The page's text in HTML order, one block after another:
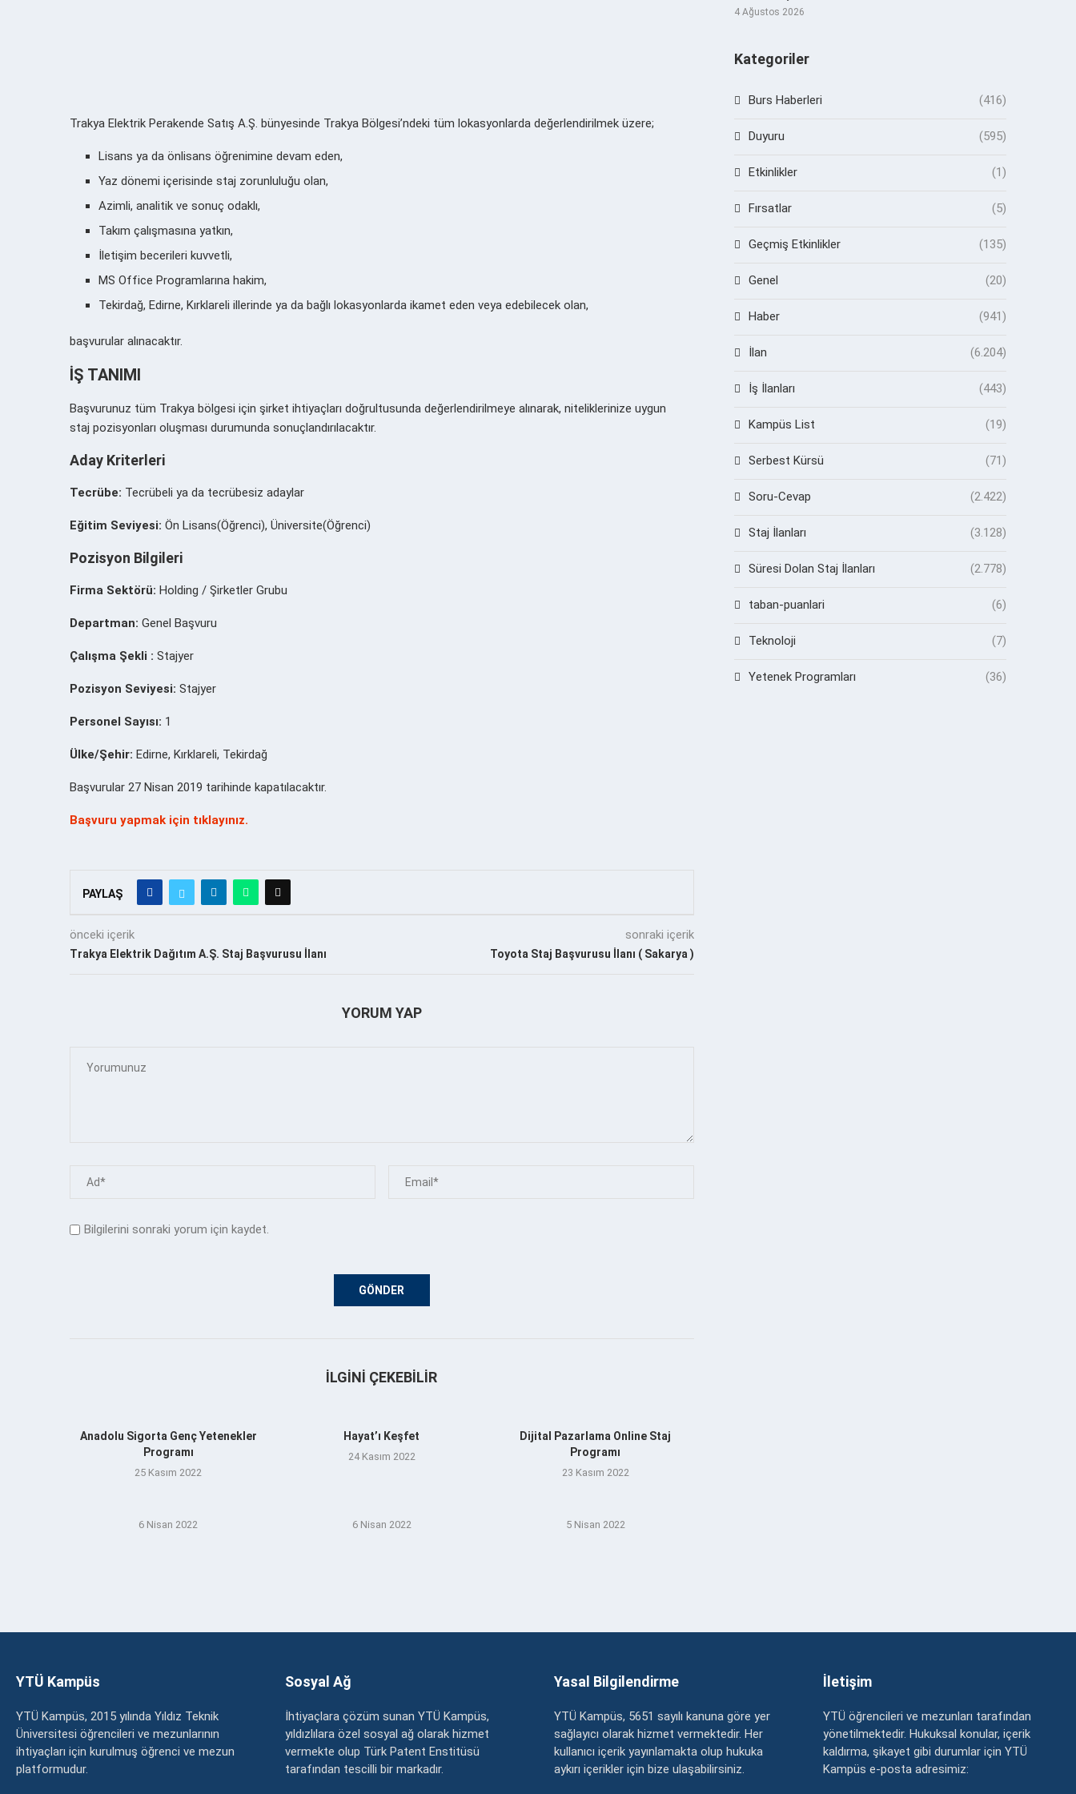
Trakya Elektrik Perakende Satış A.Ş. bünyesinde Trakya Bölgesi’ndeki tüm lokasyonlarda değerlendirilmek üzere;
Lisans ya da önlisans öğrenimine devam eden,
Yaz dönemi içerisinde staj zorunluluğu olan,
Azimli, analitik ve sonuç odaklı,
Takım çalışmasına yatkın,
İletişim becerileri kuvvetli,
MS Office Programlarına hakim,
Tekirdağ, Edirne, Kırklareli illerinde ya da bağlı lokasyonlarda ikamet eden veya edebilecek olan,
başvurular alınacaktır.
İŞ TANIMI
Başvurunuz tüm Trakya bölgesi için şirket ihtiyaçları doğrultusunda değerlendirilmeye alınarak, niteliklerinize uygun
staj pozisyonları oluşması durumunda sonuçlandırılacaktır.
Aday Kriterleri
Tecrübe: Tecrübeli ya da tecrübesiz adaylar
Eğitim Seviyesi: Ön Lisans(Öğrenci), Üniversite(Öğrenci)
Pozisyon Bilgileri
Firma Sektörü: Holding / Şirketler Grubu
Departman: Genel Başvuru
Çalışma Şekli : Stajyer
Pozisyon Seviyesi: Stajyer
Personel Sayısı: 1
Ülke/Şehir: Edirne, Kırklareli, Tekirdağ
Başvurular 27 Nisan 2019 tarihinde kapatılacaktır.
Başvuru yapmak için tıklayınız.
PAYLAŞ
önceki içerik
Trakya Elektrik Dağıtım A.Ş. Staj Başvurusu İlanı
sonraki içerik
Toyota Staj Başvurusu İlanı ( Sakarya )
YORUM YAP
Bilgilerini sonraki yorum için kaydet.
İLGINI ÇEKEBILIR
Anadolu Sigorta Genç Yetenekler
Programı
25 Kasım 2022
Hayat’ı Keşfet
24 Kasım 2022
Dijital Pazarlama Online Staj
Programı
23 Kasım 2022
6 Nisan 2022 6 Nisan 2022 5 Nisan 2022
4 Ağustos 2026
Kategoriler
Burs Haberleri (416)
Duyuru (595)
Etkinlikler (1)
Fırsatlar (5)
Geçmiş Etkinlikler (135)
Genel (20)
Haber (941)
İlan (6.204)
İş İlanları (443)
Kampüs List (19)
Serbest Kürsü (71)
Soru-Cevap (2.422)
Staj İlanları (3.128)
Süresi Dolan Staj İlanları (2.778)
taban-puanlari (6)
Teknoloji (7)
Yetenek Programları (36)
YTÜ Kampüs
YTÜ Kampüs, 2015 yılında Yıldız Teknik
Üniversitesi öğrencileri ve mezunlarının
ihtiyaçları için kurulmuş öğrenci ve mezun
platformudur.
Sosyal Ağ
İhtiyaçlara çözüm sunan YTÜ Kampüs,
yıldızlılara özel sosyal ağ olarak hizmet
vermekte olup Türk Patent Enstitüsü
tarafından tescilli bir markadır.
Yasal Bilgilendirme
YTÜ Kampüs, 5651 sayılı kanuna göre yer
sağlayıcı olarak hizmet vermektedir. Her
kullanıcı içerik yayınlamakta olup hukuka
aykırı içerikler için bize ulaşabilirsiniz.
İletişim
YTÜ öğrencileri ve mezunları tarafından
yönetilmektedir. Hukuksal konular, içerik
kaldırma, şikayet gibi durumlar için YTÜ
Kampüs e-posta adresimiz: